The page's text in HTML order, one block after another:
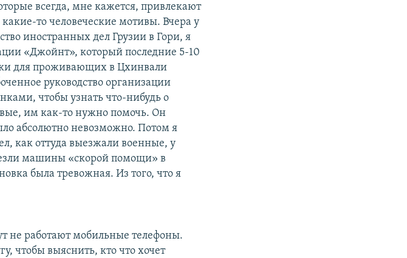
всегда, мне кажется, привлекают
то человеческие мотивы. Вчера у
иностранных дел Грузии в Гори, я
«Джойнт», который последние 5-10
для проживающих в Цхинвали
руководство организации
чтобы узнать что-нибудь о
им как-то нужно помочь. Он
абсолютно невозможно. Потом я
как оттуда выезжали военные, у
машины «скорой помощи» в
была тревожная. Из того, что я
не работают мобильные телефоны.
чтобы выяснить, кто что хочет